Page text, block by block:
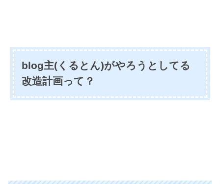
blog主(くるとん)がやろうとしてる
改造計画って？